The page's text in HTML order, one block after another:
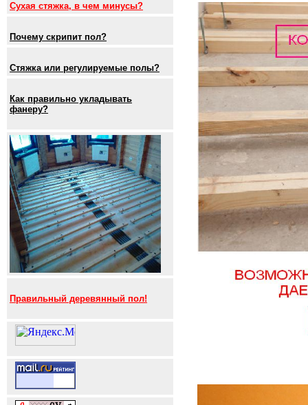
Сухая стяжка, в чем минусы?
Почему скрипит пол?
Стяжка или регулируемые полы?
Как правильно укладывать
фанеру?
Правильный деревянный пол!